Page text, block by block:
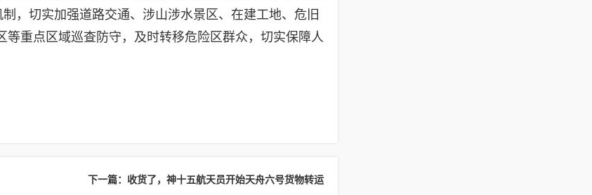
，切实加强道路交通、涉山涉水景区、在建工地、危旧
重点区域巡查防守，及时转移危险区群众，切实保障人
下一篇：收货了，神十五航天员开始天舟六号货物转运